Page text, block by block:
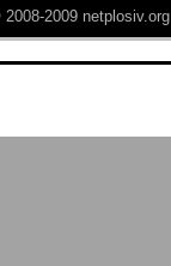
2009 netplosiv.org